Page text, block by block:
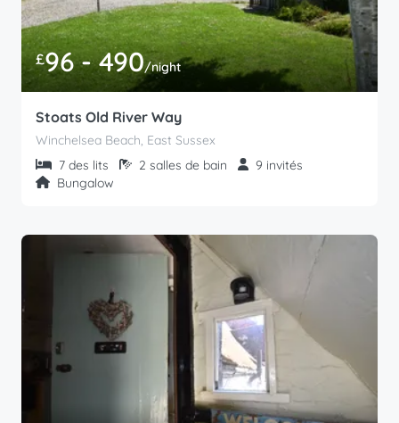
£96 - 490/night
Stoats Old River Way
Winchelsea Beach, East Sussex
7 des lits
2 salles de bain
9 invités
Bungalow